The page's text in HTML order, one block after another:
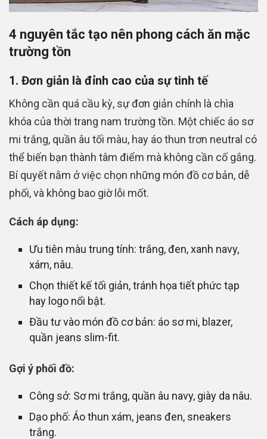
4 nguyên tắc tạo nên phong cách ăn mặc
trường tồn
1. Đơn giản là đỉnh cao của sự tinh tế
Không cần quá cầu kỳ, sự đơn giản chính là chìa
khóa của thời trang nam trường tồn. Một chiếc áo sơ
mi trắng, quần âu tối màu, hay áo thun trơn neutral có
thể biến bạn thành tâm điểm mà không cần cố gắng.
Bí quyết nằm ở việc chọn những món đồ cơ bản, dễ
phối, và không bao giờ lỗi mốt.
Cách áp dụng:
Ưu tiên màu trung tính: trắng, đen, xanh navy,
xám, nâu.
Chọn thiết kế tối giản, tránh họa tiết phức tạp
hay logo nổi bật.
Đầu tư vào món đồ cơ bản: áo sơ mi, blazer,
quần jeans slim-fit.
Gợi ý phối đồ:
Công sở: Sơ mi trắng, quần âu navy, giày da nâu.
Dạo phố: Áo thun xám, jeans đen, sneakers
trắng.